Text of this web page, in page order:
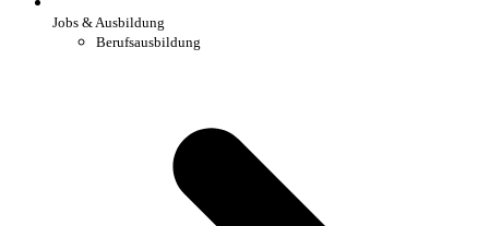
Jobs & Ausbildung
Berufsausbildung